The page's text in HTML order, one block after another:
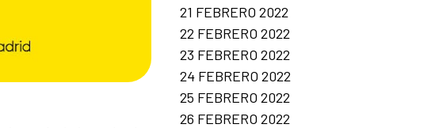
21 FEBRERO 2022
22 FEBRERO 2022
23 FEBRERO 2022
24 FEBRERO 2022
25 FEBRERO 2022
26 FEBRERO 2022